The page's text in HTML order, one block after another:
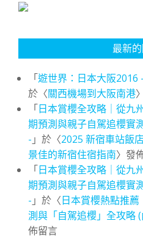
最新
「遊世界：日本大阪2016
於〈關西機場到大阪南港
「日本賞櫻全攻略｜從九
期預測與親子自駕追櫻實
- 」於〈2025 新宿車站飯
景佳的新宿住宿指南〉發
「日本賞櫻全攻略｜從九
期預測與親子自駕追櫻實
- 」於〈日本賞櫻熱點推
測與「自駕追櫻」全攻略
佈留言